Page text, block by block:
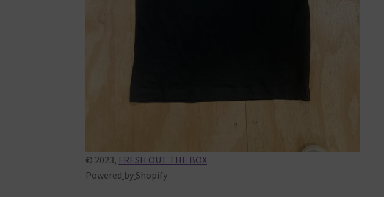
© 2023, FRESH OUT THE BOX
Powered by Shopify